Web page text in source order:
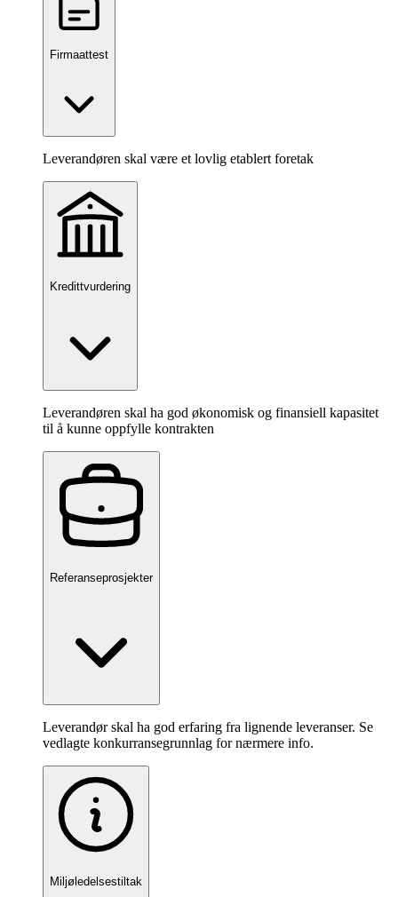
Firmaattest
Leverandøren skal være et lovlig etablert foretak
Kredittvurdering
Leverandøren skal ha god økonomisk og finansiell kapasitet
til å kunne oppfylle kontrakten
Referanseprosjekter
Leverandør skal ha god erfaring fra lignende leveranser. Se
vedlagte konkurransegrunnlag for nærmere info.
Miljøledelsestiltak